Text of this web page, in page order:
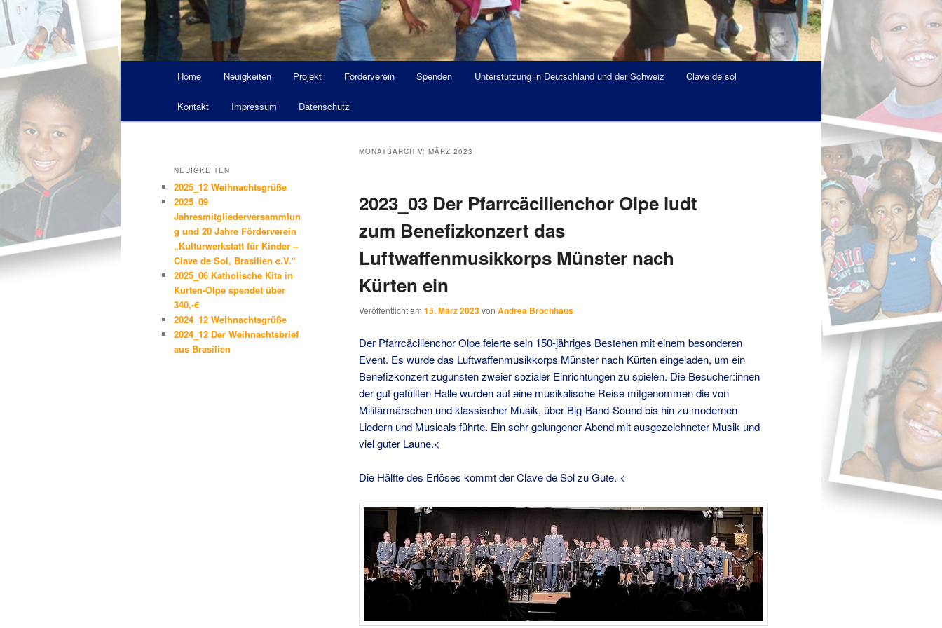
Home Neuigkeiten Projekt Förderverein Spenden Unterstützung in Deutschland und der Schweiz Clave de sol
Kontakt Impressum Datenschutz
MONATSARCHIV: MÄRZ 2023
2023_03 Der Pfarrcäcilienchor Olpe ludt
zum Benefizkonzert das
Luftwaffenmusikkorps Münster nach
Kürten ein
Veröffentlicht am 15. März 2023von Andrea Brochhaus
Der Pfarrcäcilienchor Olpe feierte sein 150-jähriges Bestehen mit einem besonderen
Event. Es wurde das Luftwaffenmusikkorps Münster nach Kürten eingeladen, um ein
Benefizkonzert zugunsten zweier sozialer Einrichtungen zu spielen. Die Besucher:innen
der gut gefüllten Halle wurden auf eine musikalische Reise mitgenommen die von
Militärmärschen und klassischer Musik, über Big-Band-Sound bis hin zu modernen
Liedern und Musicals führte. Ein sehr gelungener Abend mit ausgezeichneter Musik und
viel guter Laune.<
Die Hälfte des Erlöses kommt der Clave de Sol zu Gute. <
NEUIGKEITEN
2025_12 Weihnachtsgrüße
2025_09
Jahresmitgliederversammlun
g und 20 Jahre Förderverein
„Kulturwerkstatt für Kinder –
Clave de Sol, Brasilien e.V.“
2025_06 Katholische Kita in
Kürten-Olpe spendet über
340,-€
2024_12 Weihnachtsgrüße
2024_12 Der Weihnachtsbrief
aus Brasilien